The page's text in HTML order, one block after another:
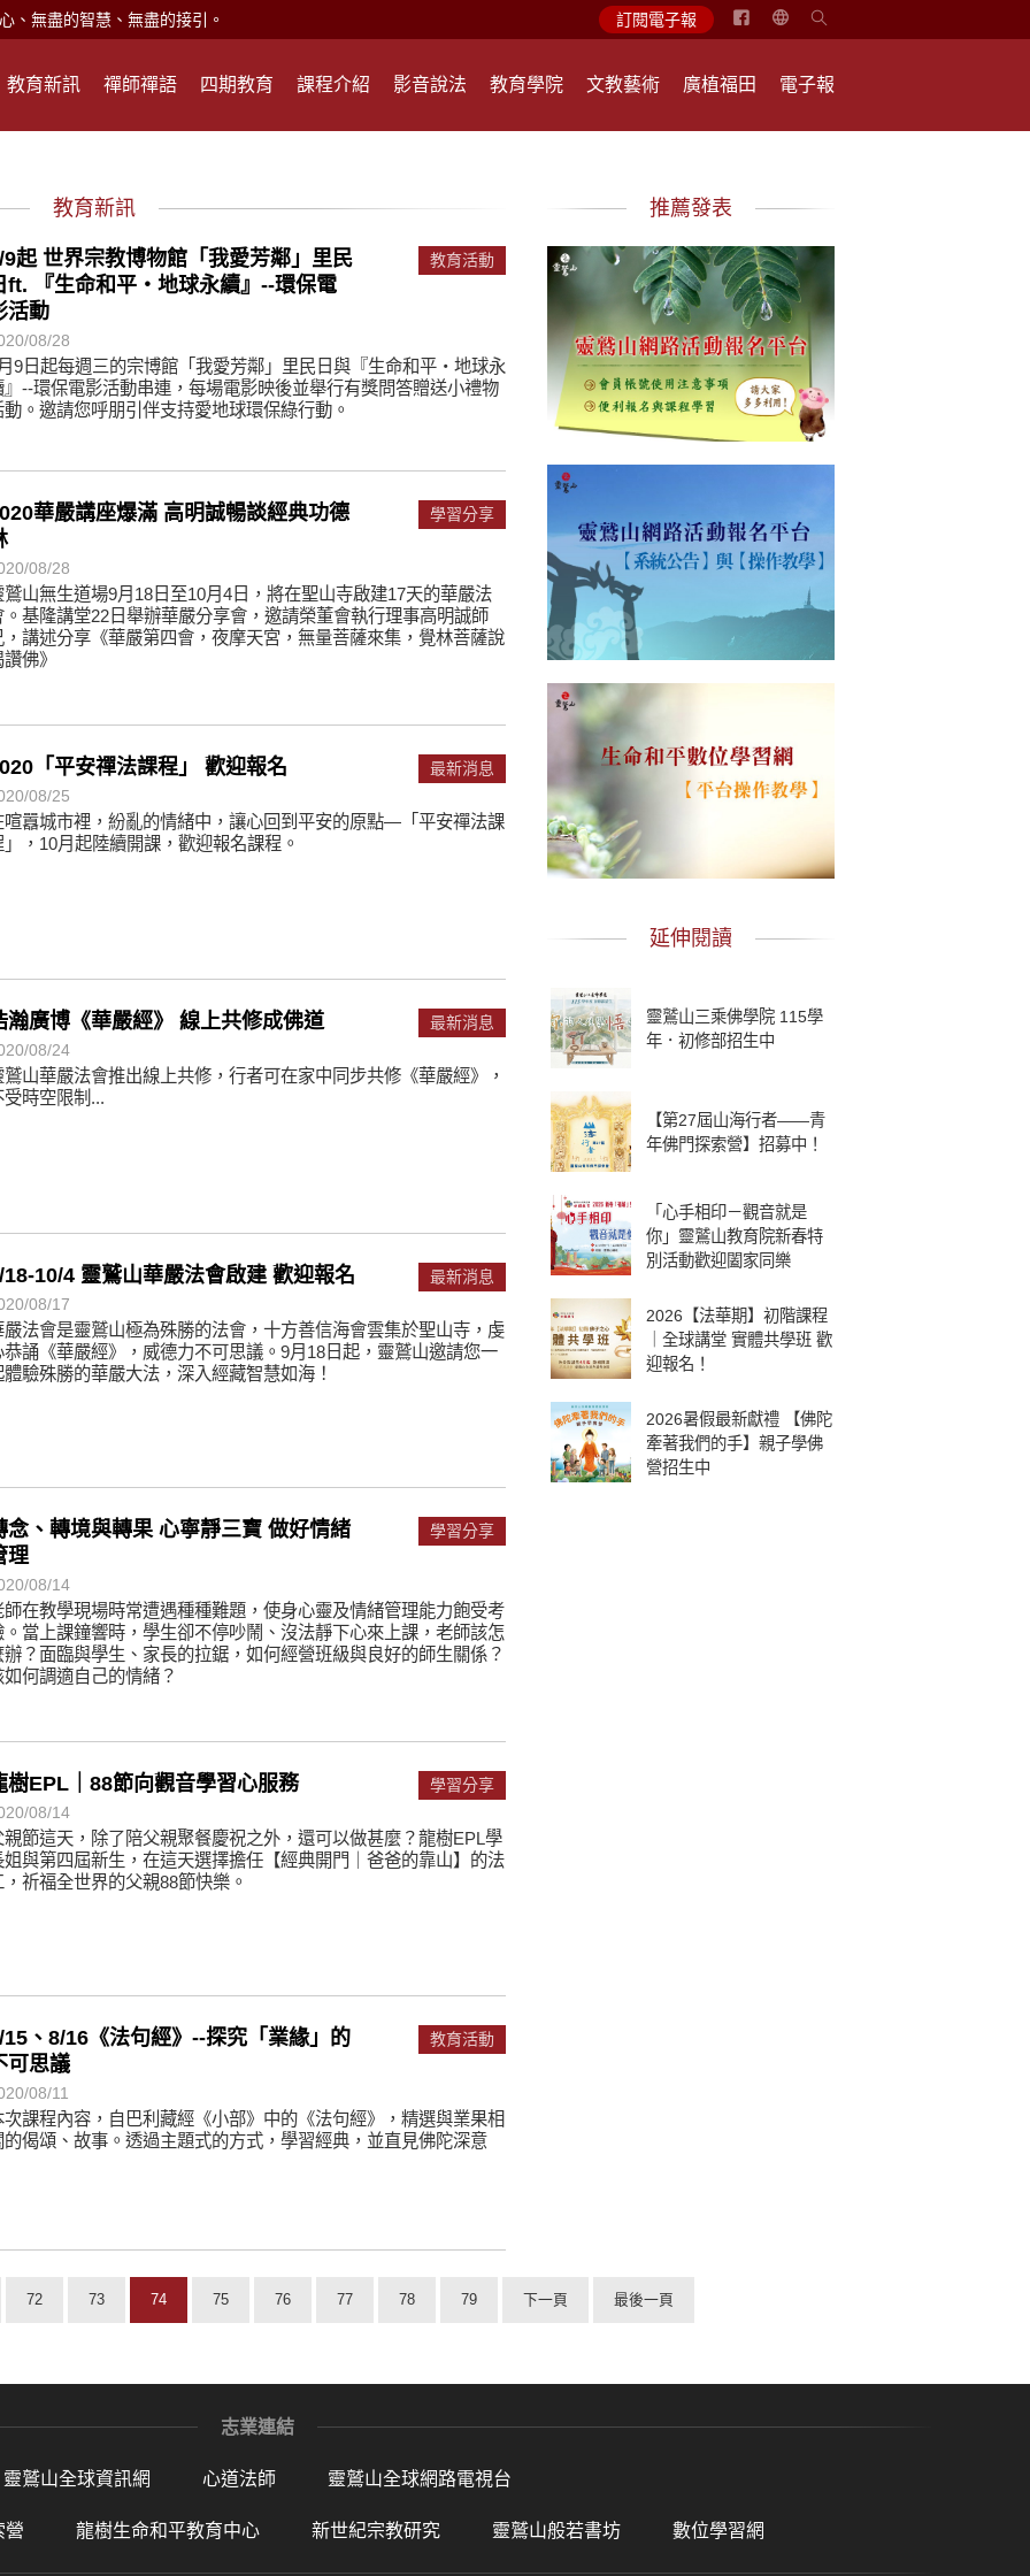
、無盡的智慧、無盡的接引。
頭就開。
在？
業；正面積極樂觀，就是生活禪。
沉澱，才能傾聽。
。
、無盡的智慧、無盡的接引。
在？
，讓生命更寬廣。
業；正面積極樂觀，就是生活禪。
沉澱，才能傾聽。
訂閱電子報
简
中
教育新訊 禪師禪語 四期教育 課程介紹 影音說法 教育學院 文教藝術 廣植福田 電子報
教育新訊
9起 世界宗教博物館「我愛芳鄰」里民
ft. 『生命和平‧地球永續』--環保電
活動
08/28
9日起每週三的宗博館「我愛芳鄰」里民日與『生命和平‧地球永
』--環保電影活動串連，每場電影映後並舉行有獎問答贈送小禮物
動。邀請您呼朋引伴支持愛地球環保綠行動。
教育活動
華嚴講座爆滿 高明誠暢談經典功德
08/28
鷲山無生道場9月18日至10月4日，將在聖山寺啟建17天的華嚴法
。基隆講堂22日舉辦華嚴分享會，邀請榮董會執行理事高明誠師
，講述分享《華嚴第四會，夜摩天宮，無量菩薩來集，覺林菩薩說
佛》
學習分享
「平安禪法課程」 歡迎報名
08/25
喧囂城市裡，紛亂的情緒中，讓心回到平安的原點—「平安禪法課
」，10月起陸續開課，歡迎報名課程。
最新消息
瀚廣博《華嚴經》 線上共修成佛道
08/24
鷲山華嚴法會推出線上共修，行者可在家中同步共修《華嚴經》，
受時空限制...
最新消息
18-10/4 靈鷲山華嚴法會啟建 歡迎報名
08/17
嚴法會是靈鷲山極為殊勝的法會，十方善信海會雲集於聖山寺，虔
恭誦《華嚴經》，威德力不可思議。9月18日起，靈鷲山邀請您一
體驗殊勝的華嚴大法，深入經藏智慧如海！
最新消息
念、轉境與轉果 心寧靜三寶 做好情緒
理
08/14
師在教學現場時常遭遇種種難題，使身心靈及情緒管理能力飽受考
。當上課鐘響時，學生卻不停吵鬧、沒法靜下心來上課，老師該怎
辦？面臨與學生、家長的拉鋸，如何經營班級與良好的師生關係？
如何調適自己的情緒？
學習分享
樹EPL｜88節向觀音學習心服務
08/14
親節這天，除了陪父親聚餐慶祝之外，還可以做甚麼？龍樹EPL學
姐與第四屆新生，在這天選擇擔任【經典開門｜爸爸的靠山】的法
，祈福全世界的父親88節快樂。
學習分享
15、8/16《法句經》--探究「業緣」的
可思議
08/11
次課程內容，自巴利藏經《小部》中的《法句經》，精選與業果相
的偈頌、故事。透過主題式的方式，學習經典，並直見佛陀深意
教育活動
推薦發表
延伸閱讀
靈鷲山三乘佛學院 115學
年．初修部招生中
【第27屆山海行者——青
年佛門探索營】招募中！
「心手相印－觀音就是
你」靈鷲山教育院新春特
別活動歡迎闔家同樂
2026【法華期】初階課程
｜全球講堂 實體共學班 歡
迎報名！
2026暑假最新獻禮 【佛陀
牽著我們的手】親子學佛
營招生中
72 73 74 75 76 77 78 79 下一頁 最後一頁
志業連結
靈鷲山全球資訊網 心道法師 靈鷲山全球網路電視台
營 龍樹生命和平教育中心 新世紀宗教研究 靈鷲山般若書坊 數位學習網